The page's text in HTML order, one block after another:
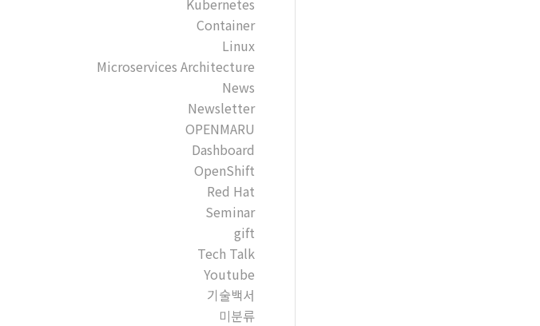
Kubernetes
Container
Linux
Microservices Architecture
News
Newsletter
OPENMARU
Dashboard
OpenShift
Red Hat
Seminar
gift
Tech Talk
Youtube
기술백서
미분류